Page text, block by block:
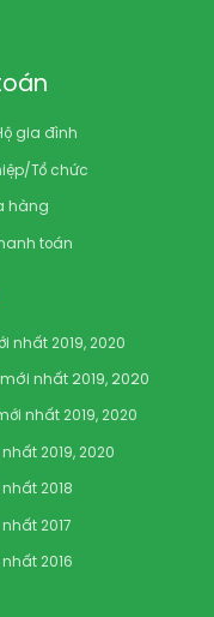
gia đình
Tổ chức
hàng
toán
nhất 2019, 2020
nhất 2019, 2020
nhất 2019, 2020
2019, 2020
2018
2017
2016